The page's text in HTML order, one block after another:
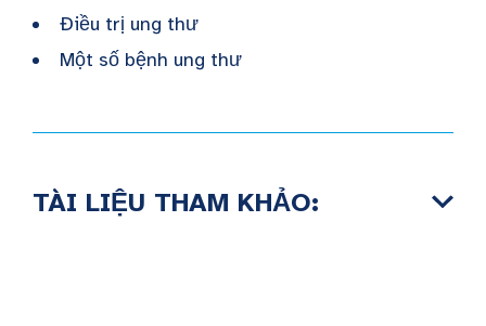
Điều trị ung thư
Một số bệnh ung thư
TÀI LIỆU THAM KHẢO: